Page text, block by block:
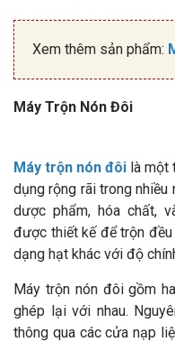
Xem thêm sản phẩm:
Máy Trộn Nón Đôi
Máy trộn nón đôi là một
dụng rộng rãi trong nhiều
dược phẩm, hóa chất,
được thiết kế để trộn
dạng hạt khác với độ
Máy trộn nón đôi gồm
ghép lại với nhau.
thông qua các cửa nạp